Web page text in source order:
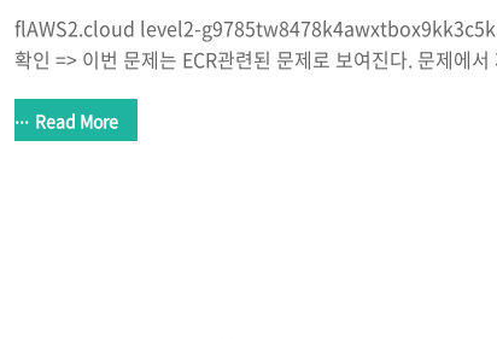
flAWS2.cloud level2-
확인 => 이번 문제는 ECR관련된 문제로 보여진다. 문제에
같다. 문제에서 제공한 힌트는 ECR이름이 "level2"라는 것
Read More